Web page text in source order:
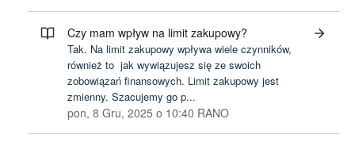
Czy mam wpływ na limit zakupowy?
Tak. Na limit zakupowy wpływa wiele czynników,
również to jak wywiązujesz się ze swoich
zobowiązań finansowych. Limit zakupowy jest
zmienny. Szacujemy go p...
pon, 8 Gru, 2025 o 10:40 RANO